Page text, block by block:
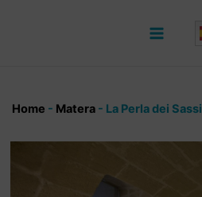
Home - Matera- La Perla dei Sassi